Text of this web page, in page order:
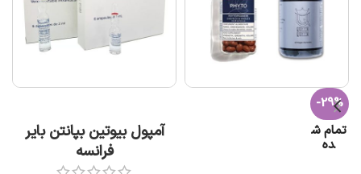
-29%
تمام ش
ده
آمپول بیوتین بپانتن بایر
فرانسه